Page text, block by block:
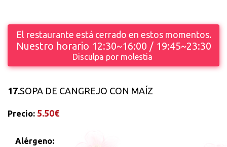
El restaurante está cerrado en estos momentos.
Nuestro horario 12:30~16:00 / 19:45~23:30
Disculpa por molestia
17.SOPA DE CANGREJO CON MAÍZ
Precio: 5.50€
Alérgeno: